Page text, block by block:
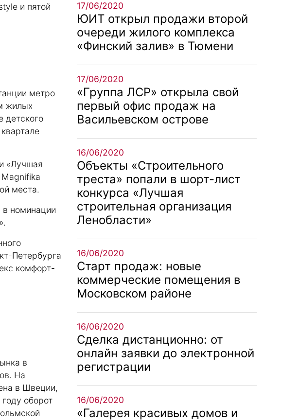
и пятой
метро
жилых
детского
«Лучшая
места.
номинации
Петербурга
комфорт-
в
На
в Швеции,
оборот
17/06/2020
ЮИТ открыл продажи второй
очереди жилого комплекса
«Финский залив» в Тюмени
17/06/2020
«Группа ЛСР» открыла свой
первый офис продаж на
Васильевском острове
16/06/2020
Объекты «Строительного
треста» попали в шорт-лист
конкурса «Лучшая
строительная организация
Ленобласти»
16/06/2020
Старт продаж: новые
коммерческие помещения в
Московском районе
16/06/2020
Сделка дистанционно: от
онлайн заявки до электронной
регистрации
16/06/2020
«Галерея красивых домов и